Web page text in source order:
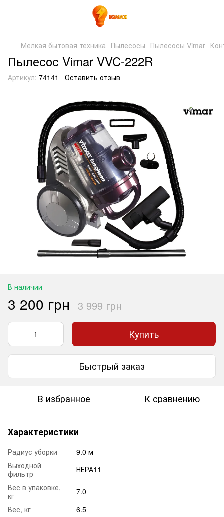
Мелкая бытовая техника Пылесосы Пылесосы Vimar
Пылесос Vimar VVC-222R
Артикул: 74141 Оставить отзыв
В наличии
3 200 грн 3 999 грн
Купить
Быстрый заказ
В избранное К сравнению
Характеристики
Радиус уборки
9.0 м
Выходной
фильтр
НЕРА11
Вес в упаковке,
кг
7.0
Вес, кг
6.5